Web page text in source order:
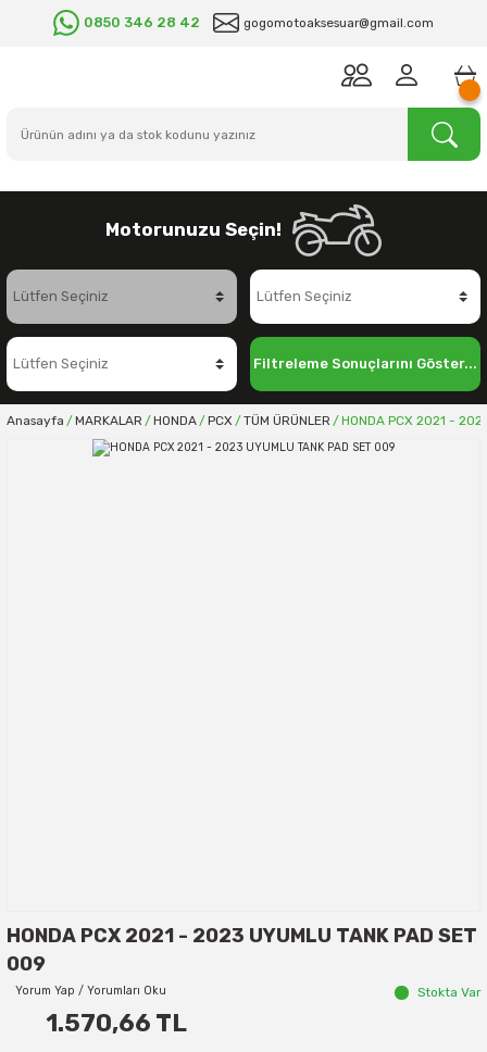
0850 346 28 42 gogomotoaksesuar@gmail.com
Motorunuzu Seçin!
Filtreleme Sonuçlarını Göster...
Anasayfa MARKALAR HONDA PCX TÜM ÜRÜNLER HONDA PCX 2021 -
HONDA PCX 2021 - 2023 UYUMLU TANK PAD SET
009
Yorum Yap / Yorumları Oku Stokta Var
1.570,66 TL